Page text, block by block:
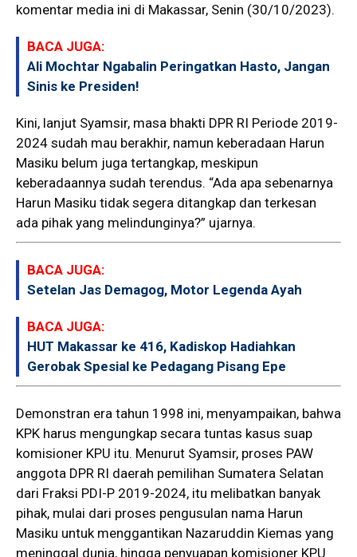
komentar media ini di Makassar, Senin (30/10/2023).
BACA JUGA:
Ali Mochtar Ngabalin Peringatkan Hasto, Jangan
Sinis ke Presiden!
Kini, lanjut Syamsir, masa bhakti DPR RI Periode 2019-
2024 sudah mau berakhir, namun keberadaan Harun
Masiku belum juga tertangkap, meskipun
keberadaannya sudah terendus. “Ada apa sebenarnya
Harun Masiku tidak segera ditangkap dan terkesan
ada pihak yang melindunginya?” ujarnya.
BACA JUGA:
Setelan Jas Demagog, Motor Legenda Ayah
BACA JUGA:
HUT Makassar ke 416, Kadiskop Hadiahkan
Gerobak Spesial ke Pedagang Pisang Epe
Demonstran era tahun 1998 ini, menyampaikan, bahwa
KPK harus mengungkap secara tuntas kasus suap
komisioner KPU itu. Menurut Syamsir, proses PAW
anggota DPR RI daerah pemilihan Sumatera Selatan
dari Fraksi PDI-P 2019-2024, itu melibatkan banyak
pihak, mulai dari proses pengusulan nama Harun
Masiku untuk menggantikan Nazaruddin Kiemas yang
meninggal dunia, hingga penyuapan komisioner KPU